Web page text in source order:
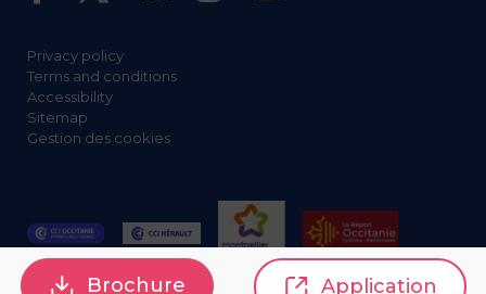
Privacy policy
Terms and conditions
Accessibility
Sitemap
Gestion des cookies
Brochure Application